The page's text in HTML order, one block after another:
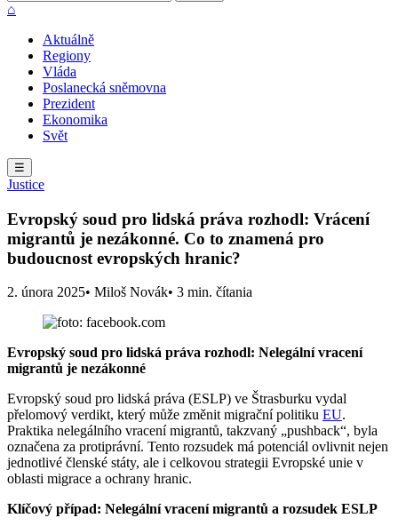
⌂
Aktuálně
Regiony
Vláda
Poslanecká sněmovna
Prezident
Ekonomika
Svět
☰
Justice
Evropský soud pro lidská práva rozhodl: Vrácení
migrantů je nezákonné. Co to znamená pro
budoucnost evropských hranic?
2. února 2025• Miloš Novák• 3 min. čítania
Evropský soud pro lidská práva rozhodl: Nelegální vracení
migrantů je nezákonné
Evropský soud pro lidská práva (ESLP) ve Štrasburku vydal
přelomový verdikt, který může změnit migrační politiku EU.
Praktika nelegálního vracení migrantů, takzvaný „pushback“, byla
označena za protiprávní. Tento rozsudek má potenciál ovlivnit nejen
jednotlivé členské státy, ale i celkovou strategii Evropské unie v
oblasti migrace a ochrany hranic.
Klíčový případ: Nelegální vracení migrantů a rozsudek ESLP